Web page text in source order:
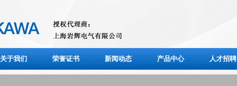
关于我们 荣誉证书 新闻动态 产品中心 人才招聘